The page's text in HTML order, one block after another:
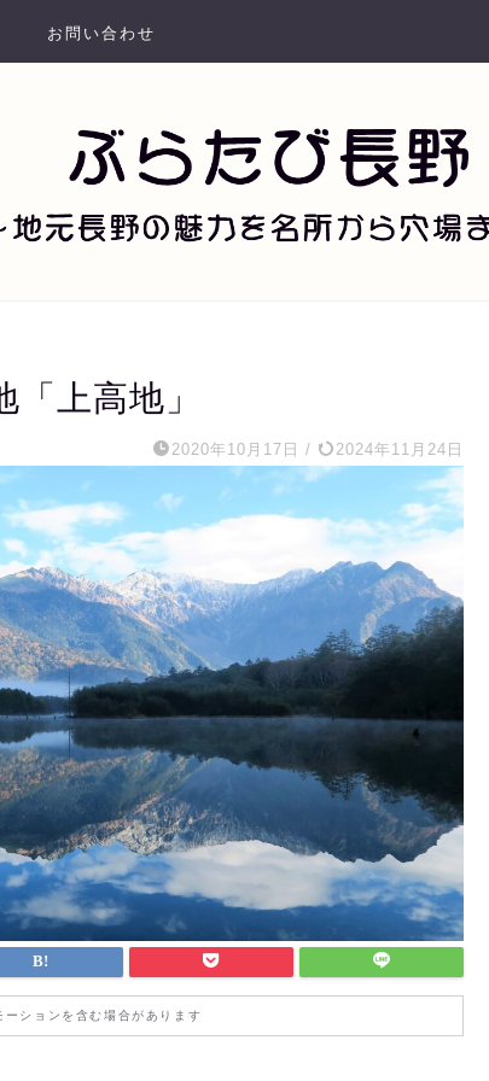
お問い合わせ
上高地」
2020年10月17日 / 2024年11月24日
ーションを含む場合があります